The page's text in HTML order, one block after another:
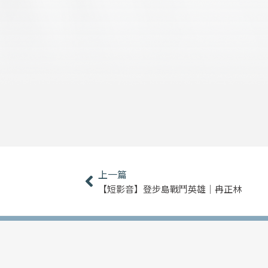
上一頁
上一篇
【短影音】登步島戰鬥英雄｜冉正林